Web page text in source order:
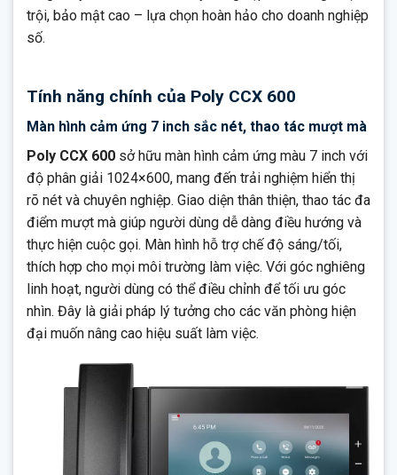
trội, bảo mật cao – lựa chọn hoàn hảo cho doanh nghiệp
số.
Tính năng chính của Poly CCX 600
Màn hình cảm ứng 7 inch sắc nét, thao tác mượt mà
Poly CCX 600 sở hữu màn hình cảm ứng màu 7 inch với
độ phân giải 1024×600, mang đến trải nghiệm hiển thị
rõ nét và chuyên nghiệp. Giao diện thân thiện, thao tác đa
điểm mượt mà giúp người dùng dễ dàng điều hướng và
thực hiện cuộc gọi. Màn hình hỗ trợ chế độ sáng/tối,
thích hợp cho mọi môi trường làm việc. Với góc nghiêng
linh hoạt, người dùng có thể điều chỉnh để tối ưu góc
nhìn. Đây là giải pháp lý tưởng cho các văn phòng hiện
đại muốn nâng cao hiệu suất làm việc.